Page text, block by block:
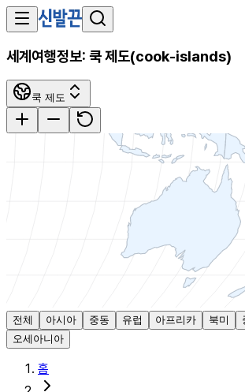
세계여행정보: 쿡 제도(cook-islands)
쿡 제도
전체 아시아 중동 유럽 아프리카 북미
오세아니아
홈